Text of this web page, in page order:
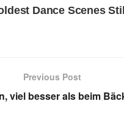
Previous Post
viel besser als beim